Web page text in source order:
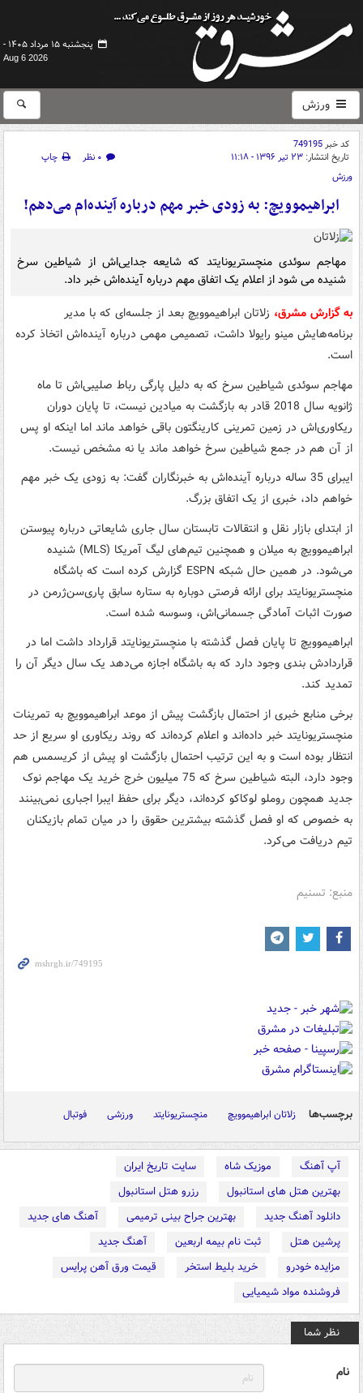
پنجشنبه ۱۵ مرداد ۱۴۰۵ -
Aug 6 2026
ورزش
کد خبر749195
تاریخ انتشار: ۲۳ تیر ۱۳۹۶ - ۱۱:۱۸ ۰ نظر
چاپ
ورزش
ابراهیموویچ: به زودی خبر مهم درباره آینده‌ام می‌دهم!
مهاجم سوئدی منچستریونایتد که شایعه جدایی‌اش از شیاطین سرخ
شنیده می شود از اعلام یک اتفاق مهم درباره آینده‌اش خبر داد.
به گزارش مشرق، زلاتان ابراهیموویچ بعد از جلسه‌ای که با مدیر
برنامه‌هایش مینو رایولا داشت، تصمیمی مهمی درباره آینده‌اش اتخاذ کرده
است.
مهاجم سوئدی شیاطین سرخ که به دلیل پارگی رباط صلیبی‌اش تا ماه
ژانویه سال 2018 قادر به بازگشت به میادین نیست، تا پایان دوران
ریکاوری‌اش در زمین تمرینی کارینگتون باقی خواهد ماند اما اینکه او پس
از آن هم در جمع شیاطین سرخ خواهد ماند یا نه مشخص نیست.
ایبرای 35 ساله درباره آینده‌اش به خبرنگاران گفت: به زودی یک خبر مهم
خواهم داد، خبری از یک اتفاق بزرگ.
از ابتدای بازار نقل و انتقالات تابستان سال جاری شایعاتی درباره پیوستن
ابراهیموویچ به میلان و همچنین تیم‌های لیگ آمریکا (MLS) شنیده
می‌شود. در همین حال شبکه ESPN گزارش کرده است که باشگاه
منچستریونایتد برای ارائه فرصتی دوباره به ستاره سابق پاری‌سن‌ژرمن در
صورت اثبات آمادگی جسمانی‌اش، وسوسه شده است.
ابراهیموویچ تا پایان فصل گذشته با منچستریونایتد قرارداد داشت اما در
قراردادش بندی وجود دارد که به باشگاه اجازه می‌دهد یک سال دیگر آن را
تمدید کند.
برخی منابع خبری از احتمال بازگشت پیش از موعد ابراهیموویچ به تمرینات
منچستریونایتد خبر داده‌اند و اعلام کرده‌اند که روند ریکاوری او سریع از حد
انتظار بوده است و به این ترتیب احتمال بازگشت او پیش از کریسمس هم
وجود دارد، البته شیاطین سرخ که 75 میلیون خرج خرید یک مهاجم نوک
جدید همچون روملو لوکاکو کرده‌اند، دیگر برای حفظ ایبرا اجباری نمی‌بینند
به خصوص که او فصل گذشته بیشترین حقوق را در میان تمام بازیکنان
تیم دریافت می‌کرد.
منبع: تسنیم
برچسب‌ها زلاتان ابراهیموویچ منچستریونایتد ورزشی فوتبال
آپ آهنگ موزیک شاه
سایت تاریخ ایران
بهترین هتل های استانبول
رزرو هتل استانبول
دانلود آهنگ جدید
بهترین جراح بینی ترمیمی
آهنگ های جدید
پرشین هتل
ثبت نام بیمه اربعین
آهنگ جدید
مزایده خودرو
خرید بلیط استخر
قیمت ورق آهن پرایس
فروشنده مواد شیمیایی
نظر شما
نام